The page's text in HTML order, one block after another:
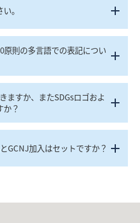
。
原則の多言語での表記につい
ますか、またSDGsロゴおよ
か？
GCNJ加入はセットですか？